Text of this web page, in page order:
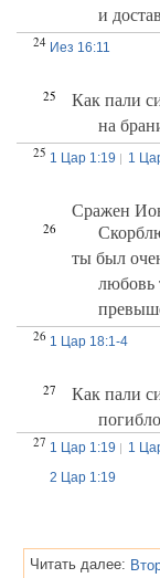
и
24 Иез 16:11
25
Как пали
на
25 1 Цар 1:19 1
Сражен
26
ты был
любовь
26 1 Цар 18:1-4
27
Как пали
27 1 Цар 1:19 1
2 Цар 1:19
Читать далее: